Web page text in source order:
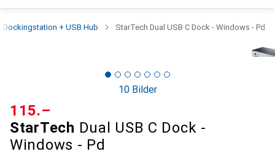
Dockingstation + USB Hub StarTech Dual USB C Dock - Windows - Pd
10 Bilder
StarTech Dual USB C Dock -
Windows - Pd
CHF
115.–